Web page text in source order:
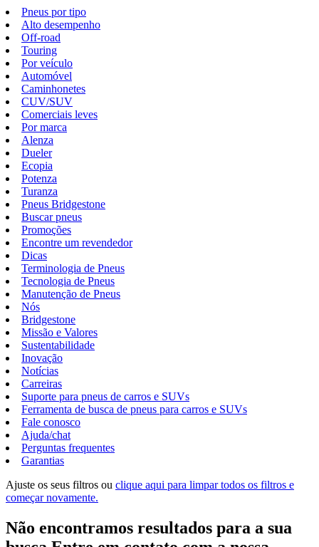
Pneus por tipo
Alto desempenho
Off-road
Touring
Por veículo
Automóvel
Caminhonetes
CUV/SUV
Comerciais leves
Por marca
Alenza
Dueler
Ecopia
Potenza
Turanza
Pneus Bridgestone
Buscar pneus
Promoções
Encontre um revendedor
Dicas
Terminologia de Pneus
Tecnologia de Pneus
Manutenção de Pneus
Nós
Bridgestone
Missão e Valores
Sustentabilidade
Inovação
Notícias
Carreiras
Suporte para pneus de carros e SUVs
Ferramenta de busca de pneus para carros e SUVs
Fale conosco
Ajuda/chat
Perguntas frequentes
Garantias
Ajuste os seus filtros ou clique aqui para limpar todos os filtros e
começar novamente.
Não encontramos resultados para a sua